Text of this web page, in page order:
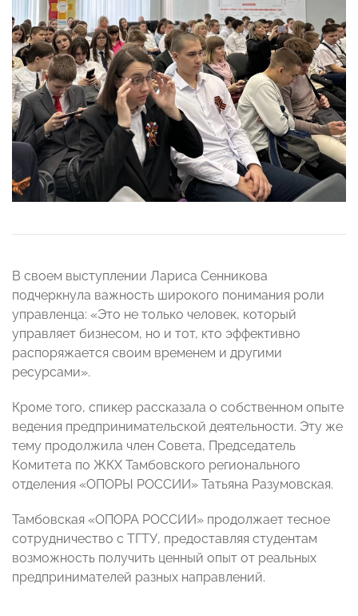
В своем выступлении Лариса Сенникова
подчеркнула важность широкого понимания роли
управленца: «Это не только человек, который
управляет бизнесом, но и тот, кто эффективно
распоряжается своим временем и другими
ресурсами».
Кроме того, спикер рассказала о собственном опыте
ведения предпринимательской деятельности. Эту же
тему продолжила член Совета, Председатель
Комитета по ЖКХ Тамбовского регионального
отделения «ОПОРЫ РОССИИ» Татьяна Разумовская.
Тамбовская «ОПОРА РОССИИ» продолжает тесное
сотрудничество с ТГТУ, предоставляя студентам
возможность получить ценный опыт от реальных
предпринимателей разных направлений.